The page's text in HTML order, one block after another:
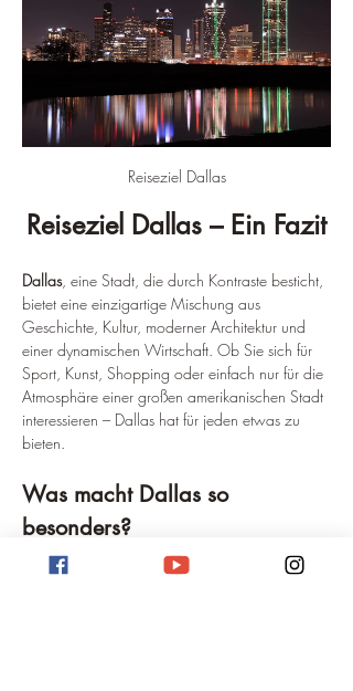
Reiseziel Dallas
Reiseziel Dallas – Ein Fazit
Dallas, eine Stadt, die durch Kontraste besticht,
bietet eine einzigartige Mischung aus
Geschichte, Kultur, moderner Architektur und
einer dynamischen Wirtschaft. Ob Sie sich für
Sport, Kunst, Shopping oder einfach nur für die
Atmosphäre einer großen amerikanischen Stadt
interessieren – Dallas hat für jeden etwas zu
bieten.
Was macht Dallas so
besonders?
Vielfalt:
Dallas ist eine äußerst vielfältige
Stadt mit einer großen Anzahl von Kulturen